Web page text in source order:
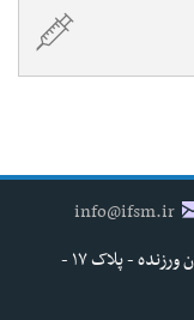
info@ifsm.ir
تهران - خیابان شهید مفتح جنوبی - خیابان ورزنده - پلاک ۱۷ -